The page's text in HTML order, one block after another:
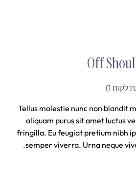
Off
לקוח 1
)
Tellus molestie nunc non blandit
aliquam purus sit amet luctus
fringilla. Eu feugiat pretium nibh
semper viverra. Urna neque